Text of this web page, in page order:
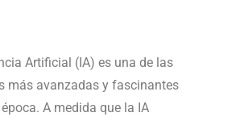
Artificial (IA) es una de las
más avanzadas y fascinantes
A medida que la IA